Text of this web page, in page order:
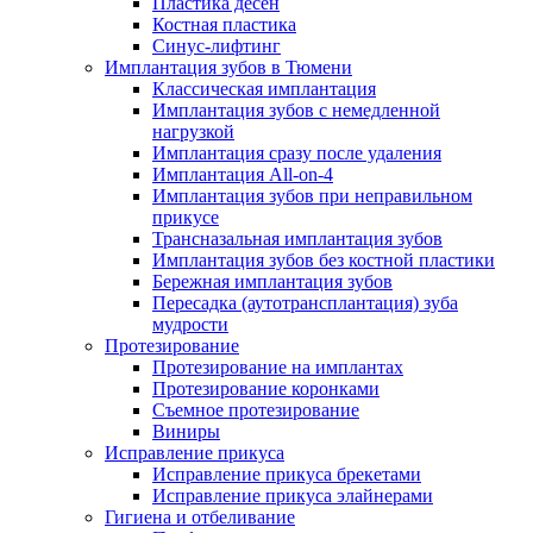
Костная пластика
Синус-лифтинг
Имплантация зубов в Тюмени
Классическая имплантация
Имплантация зубов с немедленной
нагрузкой
Имплантация сразу после удаления
Имплантация All-on-4
Имплантация зубов при неправильном
прикусе
Трансназальная имплантация зубов
Имплантация зубов без костной пластики
Бережная имплантация зубов
Пересадка (аутотрансплантация) зуба
мудрости
Протезирование
Протезирование на имплантах
Протезирование коронками
Съемное протезирование
Виниры
Исправление прикуса
Исправление прикуса брекетами
Исправление прикуса элайнерами
Гигиена и отбеливание